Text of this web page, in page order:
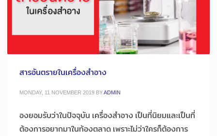
สารอันตรายในเครื่องสำอาง
MONDAY, 11 NOVEMBER 2019 BYADMIN
องยอมรับว่าในปัจจุบัน เครื่องสำอาง เป็นที่นิยมและเป็นที่
ต้องการอยากมาในท้องตลาด เพราะไม่ว่าใครก็ต้องการ